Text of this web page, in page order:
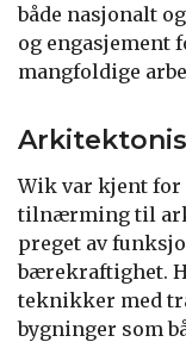
både nasjonalt
og engasjement
mangfoldige
Wik var kjent
tilnærming til
preget av
bærekraftighet.
teknikker med
bygninger som